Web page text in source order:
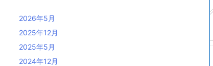
2026年5月
2025年12月
2025年5月
2024年12月